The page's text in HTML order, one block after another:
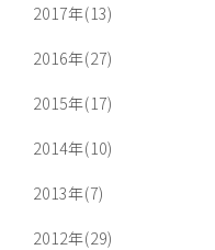
2017年(13)
2016年(27)
2015年(17)
2014年(10)
2013年(7)
2012年(29)